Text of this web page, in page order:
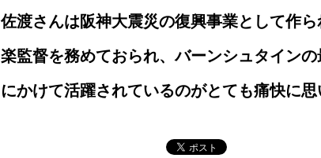
佐渡さんは阪神大震災の復興事業として作
楽監督を務めておられ、バーンシュタイン
にかけて活躍されているのがとても痛快に思